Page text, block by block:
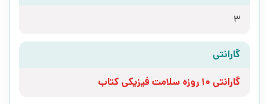
3
گارانتی
گارانتی 10 روزه سلامت فیزیکی کتاب